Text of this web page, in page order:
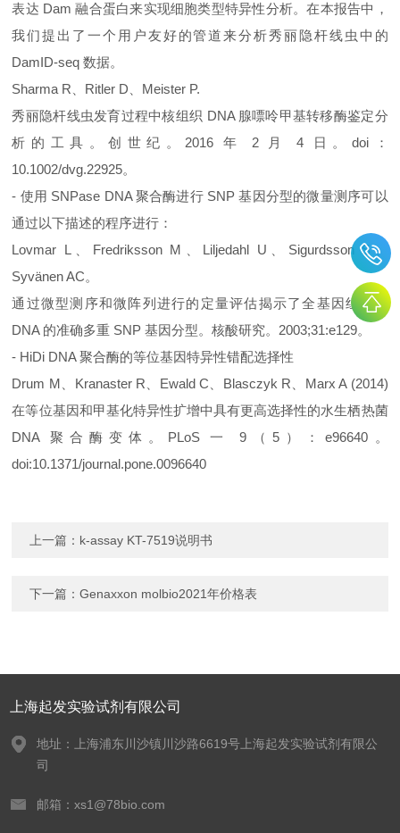
表达 Dam 融合蛋白来实现细胞类型特异性分析。在本报告中，
我们提出了一个用户友好的管道来分析秀丽隐杆线虫中的
DamID-seq 数据。
Sharma R、Ritler D、Meister P.
秀丽隐杆线虫发育过程中核组织 DNA 腺嘌呤甲基转移酶鉴定分
析的工具。创世纪。2016 年 2 月 4 日。doi：
10.1002/dvg.22925。
- 使用 SNPase DNA 聚合酶进行 SNP 基因分型的微量测序可以
通过以下描述的程序进行：
Lovmar L、Fredriksson M、Liljedahl U、Sigurdsson S、
Syvänen AC。
通过微型测序和微阵列进行的定量评估揭示了全基因组扩增
DNA 的准确多重 SNP 基因分型。核酸研究。2003;31:e129。
- HiDi DNA 聚合酶的等位基因特异性错配选择性
Drum M、Kranaster R、Ewald C、Blasczyk R、Marx A (2014)
在等位基因和甲基化特异性扩增中具有更高选择性的水生栖热菌
DNA 聚合酶变体。PLoS 一 9（5）：e96640。
doi:10.1371/journal.pone.0096640
上一篇： k-assay KT-7519说明书
下一篇：Genaxxon​ molbio2021年价格表
上海起发实验试剂有限公司
地址：上海浦东川沙镇川沙路6619号上海起发实验试剂有限公
司
邮箱：xs1@78bio.com